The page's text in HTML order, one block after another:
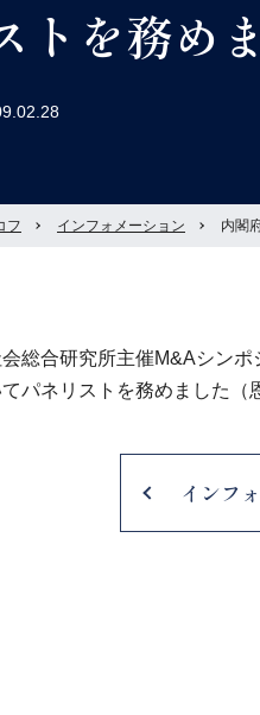
トを務め
フ インフォメーション 内閣
総合研究所主催M&Aシン
パネリストを務めました（
インフ